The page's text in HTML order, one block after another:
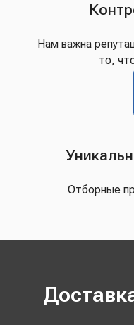
Нам важна
то,
Отборные